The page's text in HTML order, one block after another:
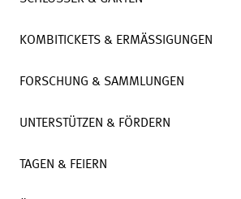
KOMBITICKETS & ERMÄSSIGUNGEN
FORSCHUNG & SAMMLUNGEN
UNTERSTÜTZEN & FÖRDERN
TAGEN & FEIERN